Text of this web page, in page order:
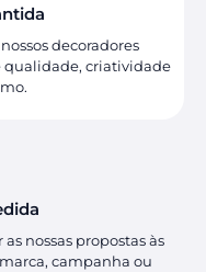
nossas propostas às
campanha ou
decoradores
qualidade, criatividade